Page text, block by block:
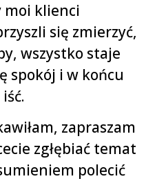
moi klienci
się zmierzyć,
wszystko staje
spokój i w końcu
zapraszam
zgłębiać temat
polecić